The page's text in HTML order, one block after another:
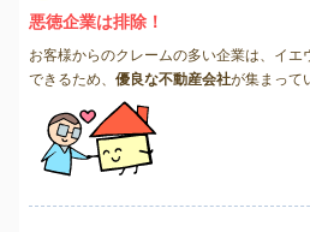
悪徳企業は排除！
お客様からのクレームの多い企業は、イ
できるため、 優良な不動産会社が集まって